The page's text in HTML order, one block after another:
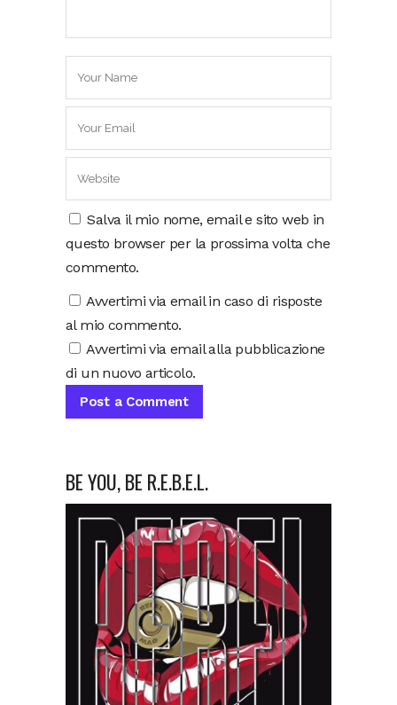
Salva il mio nome, email e sito web in
questo browser per la prossima volta che
commento.
Avvertimi via email in caso di risposte
al mio commento.
Avvertimi via email alla pubblicazione
di un nuovo articolo.
BE YOU, BE R.E.B.E.L.